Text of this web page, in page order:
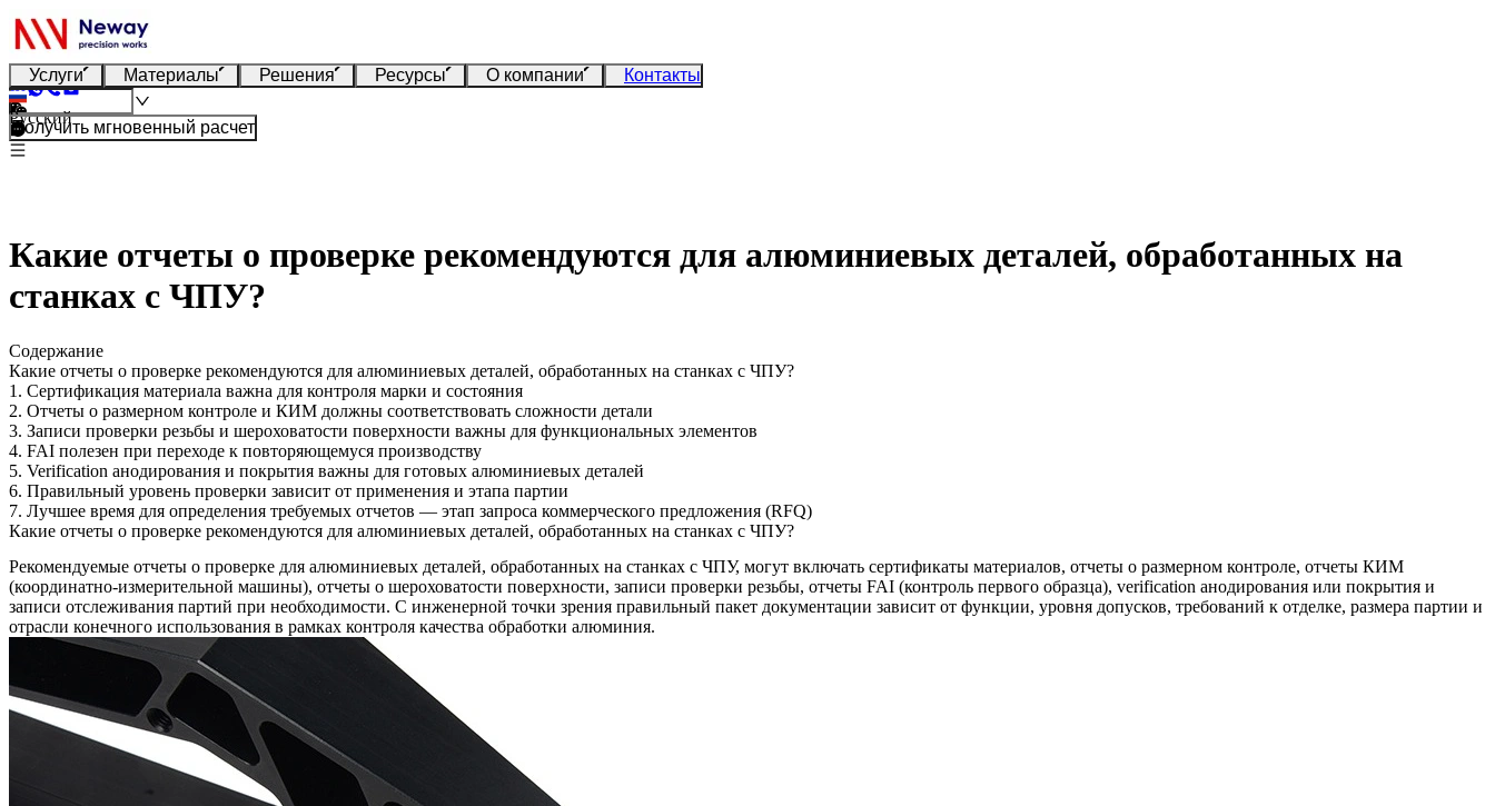
Услуги Материалы Решения Ресурсы О компании Контакты
Русский
Получить мгновенный расчет
Какие отчеты о проверке рекомендуются для алюминиевых деталей, обработанных на
станках с ЧПУ?
Содержание
Какие отчеты о проверке рекомендуются для алюминиевых деталей, обработанных на станках с ЧПУ?
1. Сертификация материала важна для контроля марки и состояния
2. Отчеты о размерном контроле и КИМ должны соответствовать сложности детали
3. Записи проверки резьбы и шероховатости поверхности важны для функциональных элементов
4. FAI полезен при переходе к повторяющемуся производству
5. Verification анодирования и покрытия важны для готовых алюминиевых деталей
6. Правильный уровень проверки зависит от применения и этапа партии
7. Лучшее время для определения требуемых отчетов — этап запроса коммерческого предложения (RFQ)
Какие отчеты о проверке рекомендуются для алюминиевых деталей, обработанных на станках с ЧПУ?
Рекомендуемые отчеты о проверке для алюминиевых деталей, обработанных на станках с ЧПУ, могут включать сертификаты материалов, отчеты о размерном контроле, отчеты КИМ
(координатно-измерительной машины), отчеты о шероховатости поверхности, записи проверки резьбы, отчеты FAI (контроль первого образца), verification анодирования или покрытия и
записи отслеживания партий при необходимости. С инженерной точки зрения правильный пакет документации зависит от функции, уровня допусков, требований к отделке, размера партии и
отрасли конечного использования в рамках контроля качества обработки алюминия.